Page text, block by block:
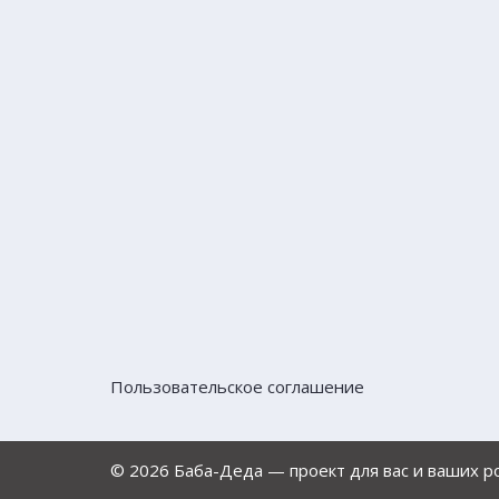
Пользовательское соглашение
© 2026 Баба-Деда — проект для вас и ваших